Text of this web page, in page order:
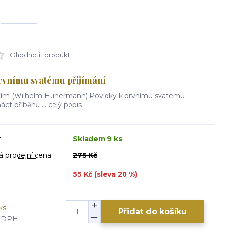
Ohodnotit produkt
svatému přijímání
(Wilhelm Hünermann) Povídky k prvnímu svatému
příběhů ... celý popis
Skladem 9 ks
prodejní cena
275 Kč
55 Kč (sleva 20 %)
ks
Přidat do košíku